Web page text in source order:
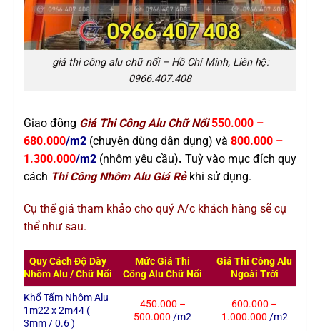
giá thi công alu chữ nổi – Hồ Chí Minh, Liên hệ:
0966.407.408
Giao động Giá Thi Công Alu Chữ Nổi550.000 –
680.000/m2(chuyên dùng dân dụng) và 800.000 –
1.300.000/m2(nhôm yêu cầu). Tuỳ vào mục đích quy
cách Thi Công Nhôm Alu Giá Rẻkhi sử dụng.
Cụ thể giá tham khảo cho quý A/c khách hàng sẽ cụ
thể như sau.
Quy Cách Độ Dày
Nhôm Alu / Chữ Nổi
Mức Giá Thi
Công Alu Chữ Nổi
Giá Thi Công Alu
Ngoài Trời
Khổ Tấm Nhôm Alu
1m22 x 2m44 (
3mm / 0.6 )
450.000 –
500.000/m2
600.000 –
1.000.000 /m2